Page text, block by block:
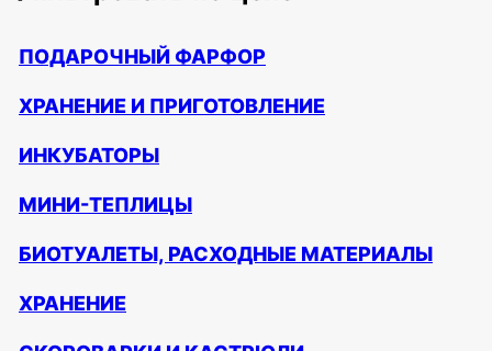
ПОДАРОЧНЫЙ ФАРФОР
ХРАНЕНИЕ И ПРИГОТОВЛЕНИЕ
ИНКУБАТОРЫ
МИНИ-ТЕПЛИЦЫ
БИОТУАЛЕТЫ, РАСХОДНЫЕ МАТЕРИАЛЫ
ХРАНЕНИЕ